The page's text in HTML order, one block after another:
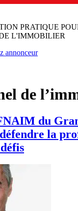
PRATIQUE
L'IMMOBILIER
annonceur
de
du
la